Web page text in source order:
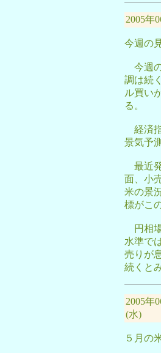
2005年
今週の
今週
調は続
ル買い
る。
経済
景気予
最近
面、小
米の景
標がこ
円相
水準で
売りが
続くと
2005年
(水)
５月の